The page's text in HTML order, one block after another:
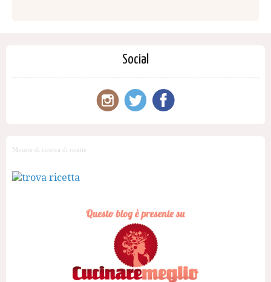
Social
Motore di ricerca di ricette